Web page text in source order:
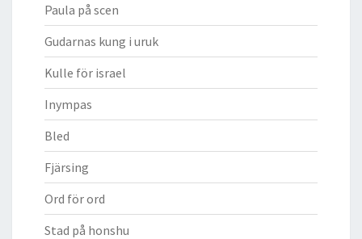
Paula på scen
Gudarnas kung i uruk
Kulle för israel
Inympas
Bled
Fjärsing
Ord för ord
Stad på honshu